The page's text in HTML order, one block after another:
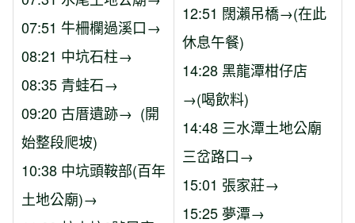
07:51 牛柵欄過溪口→
08:21 中坑石柱→
08:35 青蛙石→
09:20 古厝遺跡→ (開
始整段爬坡)
10:38 中坑頭鞍部(百年
土地公廟)→
12:51 闊瀨吊橋→(在此
休息午餐)
14:28 黑龍潭柑仔店
→(喝飲料)
14:48 三水潭土地公廟
三岔路口→
15:01 張家莊→
15:25 夢潭→